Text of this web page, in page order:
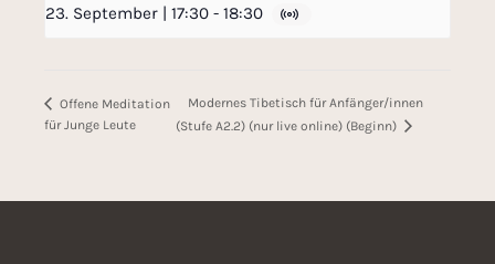
23. September | 17:30 - 18:30
Offene Meditation
für Junge Leute
Modernes Tibetisch für Anfänger/innen
(Stufe A2.2) (nur live online) (Beginn)